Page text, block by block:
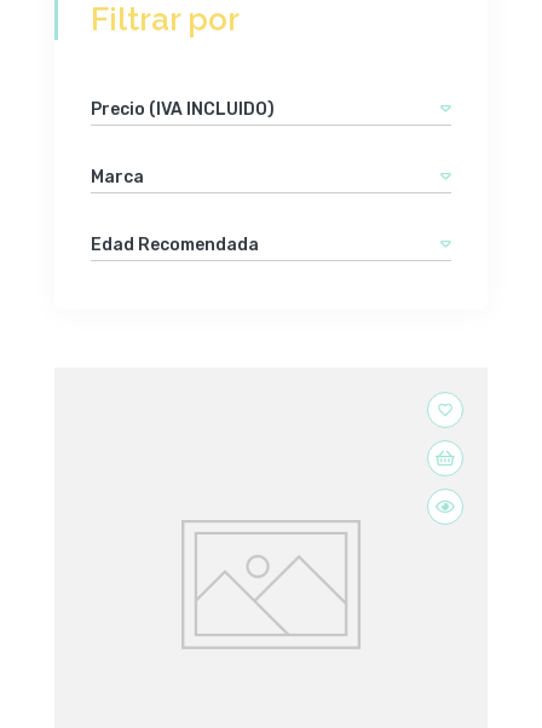
Filtrar por
Precio (IVA INCLUIDO)
Marca
Edad Recomendada
favorite_border